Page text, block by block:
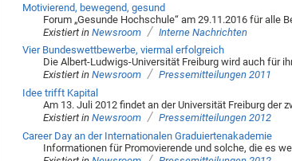
Motivierend, bewegend, gesund
Forum „Gesunde Hochschule“ am 29.11.2016 für alle
Existiert in Newsroom / Interne Nachrichten
Vier Bundeswettbewerbe, viermal erfolgreich
Die Albert-Ludwigs-Universität Freiburg wird auch für
Existiert in Newsroom / Pressemitteilungen 2011
Idee trifft Kapital
Am 13. Juli 2012 findet an der Universität Freiburg der
Existiert in Newsroom / Pressemitteilungen 2012
Career Day an der Internationalen Graduiertenakademie
Informationen für Promovierende und solche, die es